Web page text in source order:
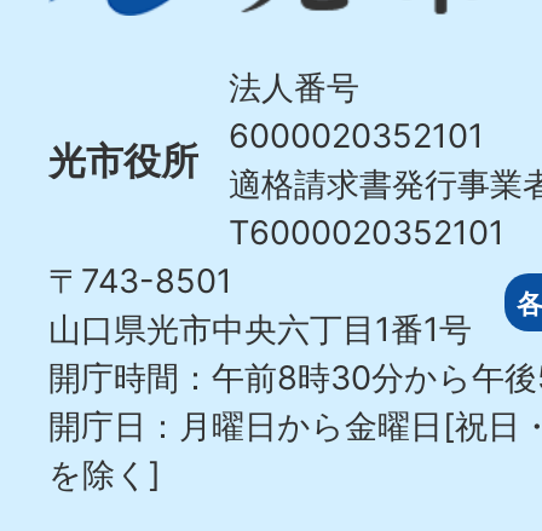
Hikari
光市役所
法人番号
6000020352101
適格請求書発行事業
T6000020352101
〒743-8501
山口県光市中央六丁目1番1号
開庁時間：午前8時30分から午
開庁日：月曜日から金曜日[祝日
を除く]